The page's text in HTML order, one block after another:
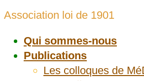
Association loi de 1901
Qui sommes-nous
Publications
Les colloques de